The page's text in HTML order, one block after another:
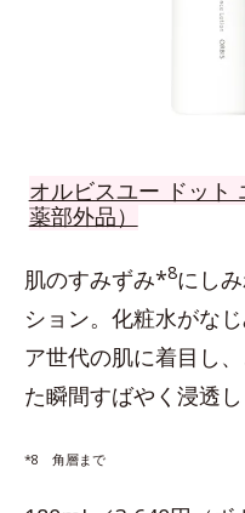
オルビスユー ドット
薬部外品）
肌のすみずみ*8にし
ション。化粧水がな
ア世代の肌に着目し
た瞬間すばやく浸透し
*8 角層まで